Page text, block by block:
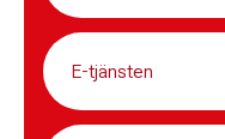
E-tjänsten